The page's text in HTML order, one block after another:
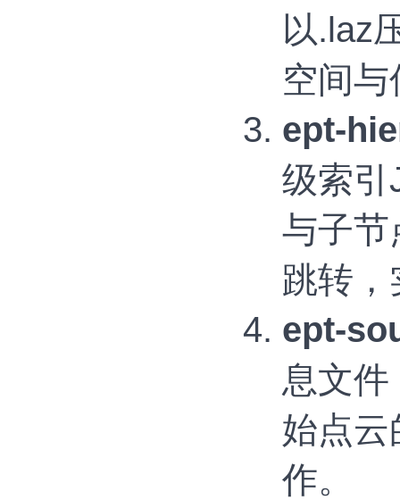
以.laz
空间
ept-
级索引
与子节
跳转
ept-
息文
始点云
作。